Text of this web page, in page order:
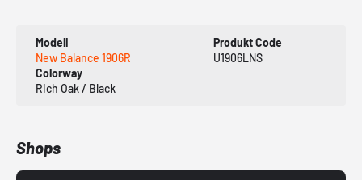
Modell
New Balance 1906R
Produkt Code
U1906LNS
Colorway
Rich Oak / Black
Shops